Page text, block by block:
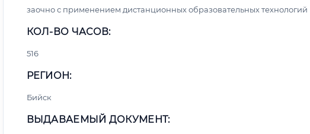
заочно с применением дистанционных образовательных технологий
КОЛ-ВО ЧАСОВ:
516
РЕГИОН:
Бийск
ВЫДАВАЕМЫЙ ДОКУМЕНТ: